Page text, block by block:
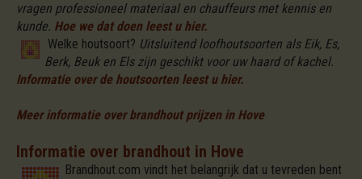
vragen professioneel materiaal en chauffeurs met kennis en
kunde. Hoe we dat doen leest u hier.
Welke houtsoort? Uitsluitend loofhoutsoorten als Eik, Es,
Berk, Beuk en Els zijn geschikt voor uw haard of kachel.
Informatie over de houtsoorten leest u hier.
Meer informatie over brandhout prijzen in Hove
Informatie over brandhout in Hove
Brandhout.com vindt het belangrijk dat u tevreden bent